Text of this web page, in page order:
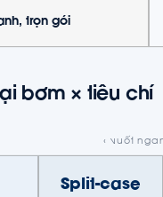
trọn gói
bơm × tiêu chí
Split-case